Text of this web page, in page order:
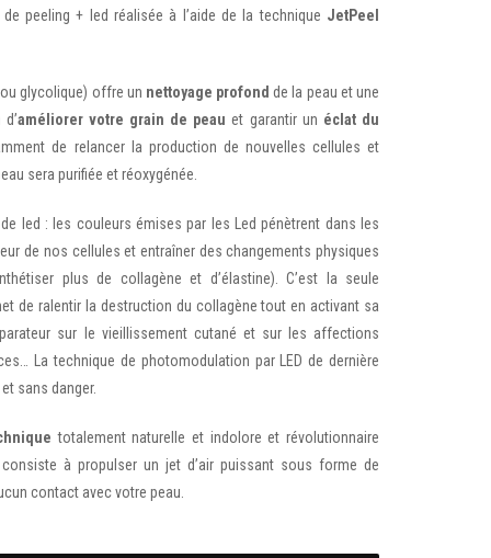
peeling + led réalisée à l’aide de la technique JetPeel
glycolique) offre un nettoyage profond de la peau et une
améliorer votre grain de peau et garantir un éclat du
de relancer la production de nouvelles cellules et
sera purifiée et réoxygénée.
led : les couleurs émises par les Led pénètrent dans les
de nos cellules et entraîner des changements physiques
plus de collagène et d’élastine). C’est la seule
de ralentir la destruction du collagène tout en activant sa
sur le vieillissement cutané et sur les affections
La technique de photomodulation par LED de dernière
sans danger.
totalement naturelle et indolore et révolutionnaire
à propulser un jet d’air puissant sous forme de
contact avec votre peau.